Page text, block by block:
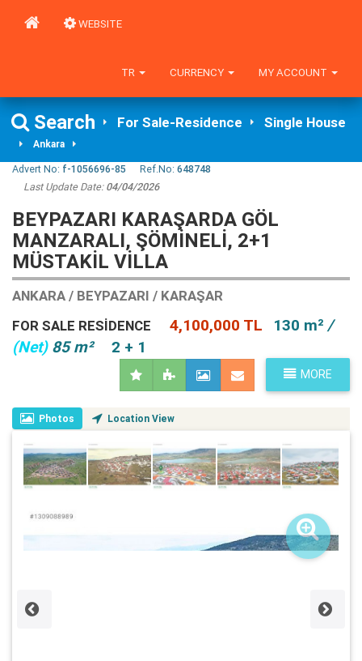
WEBSITE
MY ACCOUNT
CURRENCY
TR
Search For Sale-Residence Single House
Ankara
Advert No: f-1056696-85 Ref.No: 648748
Last Update Date:04/04/2026
BEYPAZARI KARAŞARDA GÖL
MANZARALI, ŞÖMINELI, 2+1
MÜSTAKIL VILLA
ANKARA / BEYPAZARI / KARAŞAR
FOR SALE RESIDENCE
4,100,000 TL 130 m² /
(Net)85 m² 2 + 1
MORE
Photos Location View